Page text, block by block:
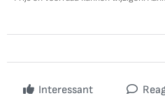
Interessant